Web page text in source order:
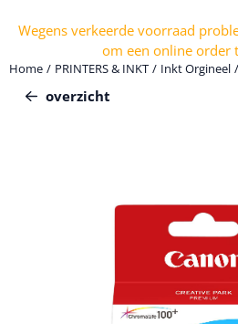
Wegens verkeerde voorraad
om een online order
Home / PRINTERS & INKT / Inkt Orgineel /
overzicht